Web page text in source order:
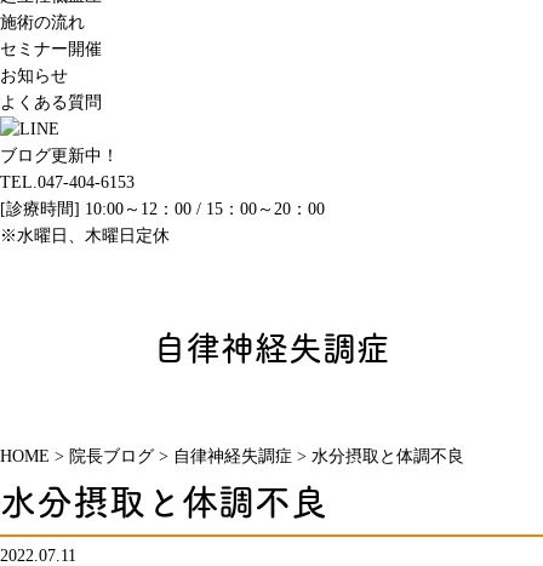
施術の流れ
セミナー開催
お知らせ
よくある質問
ブログ更新中！
TEL.047-404-6153
[診療時間] 10:00～12：00 / 15：00～20：00
※水曜日、木曜日定休
自律神経失調症
HOME > 院長ブログ > 自律神経失調症 > 水分摂取と体調不良
水分摂取と体調不良
2022.07.11